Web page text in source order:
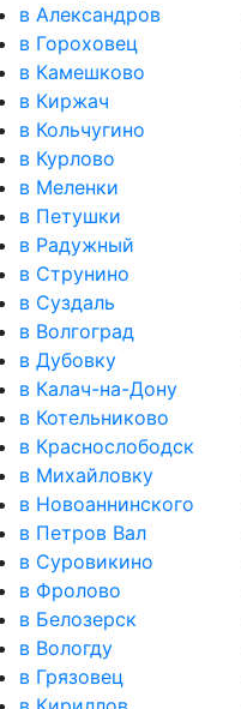
в Александров
в Гороховец
в Камешково
в Киржач
в Кольчугино
в Курлово
в Меленки
в Петушки
в Радужный
в Струнино
в Суздаль
в Волгоград
в Дубовку
в Калач-на-Дону
в Котельниково
в Краснослободск
в Михайловку
в Новоаннинского
в Петров Вал
в Суровикино
в Фролово
в Белозерск
в Вологду
в Грязовец